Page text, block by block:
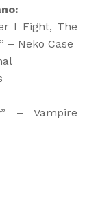
I Fight, The
– Neko Case
– Vampire